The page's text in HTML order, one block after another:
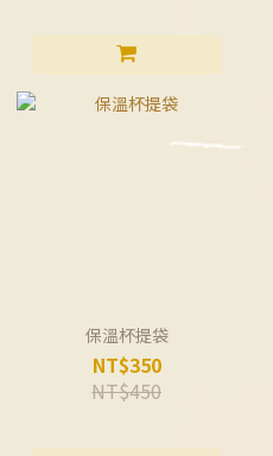
保溫杯提袋
NT$350
NT$450